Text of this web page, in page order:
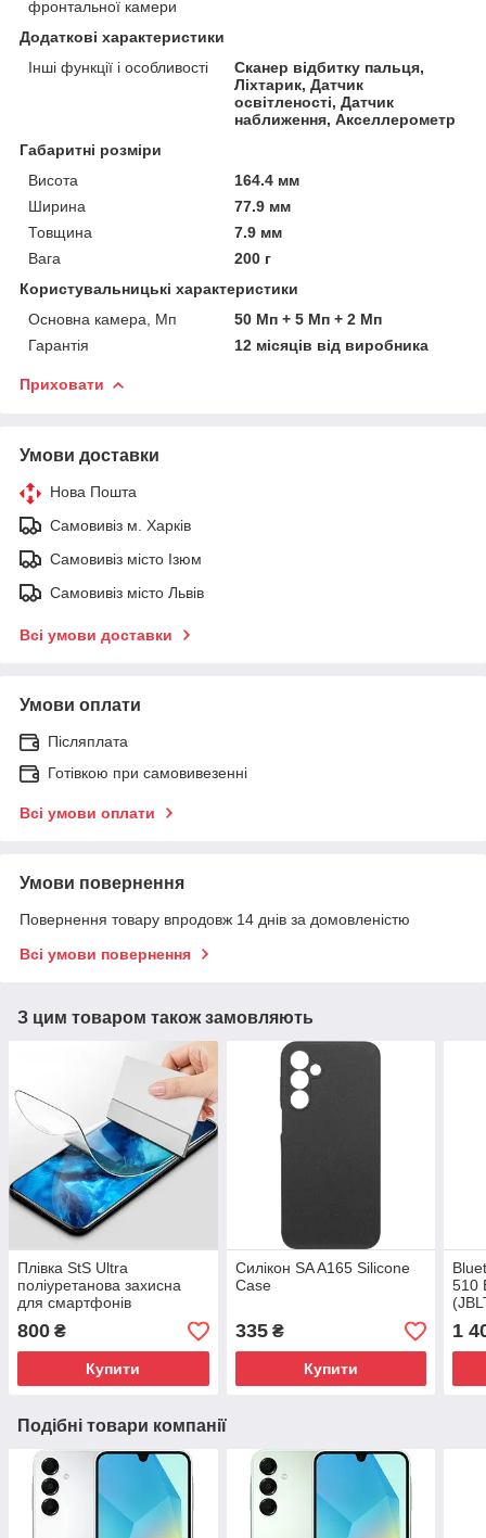
фронтальної камери
Додаткові характеристики
Інші функції і особливості
Сканер відбитку пальця,
Ліхтарик, Датчик
освітленості, Датчик
наближення, Акселлерометр
Габаритні розміри
Висота
164.4 мм
Ширина
77.9 мм
Товщина
7.9 мм
Вага
200 г
Користувальницькі характеристики
Основна камера, Мп
50 Мп + 5 Мп + 2 Мп
Гарантія
12 місяців від виробника
Приховати
Умови доставки
Нова Пошта
Самовивіз м. Харків
Самовивіз місто Ізюм
Самовивіз місто Львів
Всі умови доставки
Умови оплати
Післяплата
Готівкою при самовивезенні
Всі умови оплати
Умови повернення
Повернення товару впродовж 14 днів за домовленістю
Всі умови повернення
З цим товаром також замовляють
Плівка StS Ultra
поліуретанова захисна
для смартфонів
800 ₴
Купити
Силікон SA A165 Silicone
Case
335₴
Купити
510
UA
1
Подібні товари компанії